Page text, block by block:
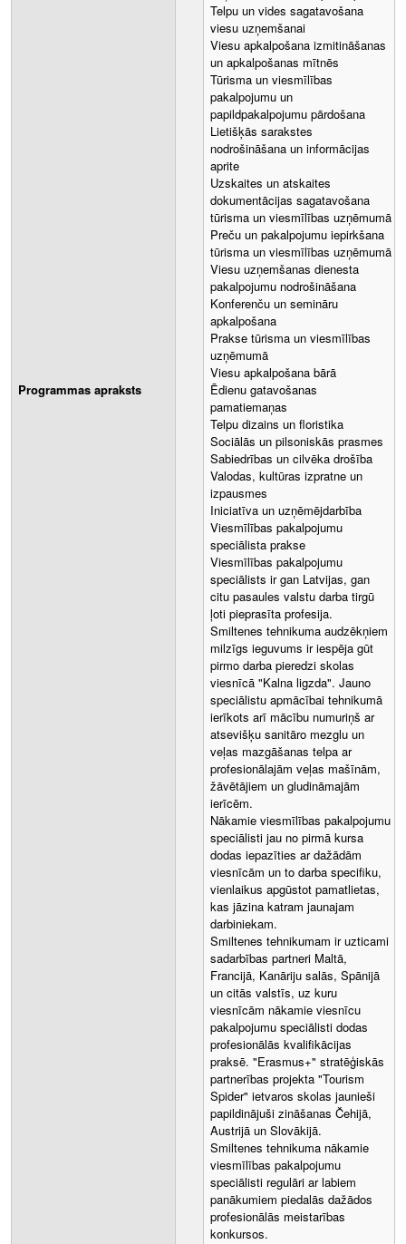
Programmas apraksts
Telpu un vides sagatavošana
viesu uzņemšanai
Viesu apkalpošana izmitināšanas
un apkalpošanas mītnēs
Tūrisma un viesmīlības
pakalpojumu un
papildpakalpojumu pārdošana
Lietišķās sarakstes
nodrošināšana un informācijas
aprite
Uzskaites un atskaites
dokumentācijas sagatavošana
tūrisma un viesmīlības uzņēmumā
Preču un pakalpojumu iepirkšana
tūrisma un viesmīlības uzņēmumā
Viesu uzņemšanas dienesta
pakalpojumu nodrošināšana
Konferenču un semināru
apkalpošana
Prakse tūrisma un viesmīlības
uzņēmumā
Viesu apkalpošana bārā
Ēdienu gatavošanas
pamatiemaņas
Telpu dizains un floristika
Sociālās un pilsoniskās prasmes
Sabiedrības un cilvēka drošība
Valodas, kultūras izpratne un
izpausmes
Iniciatīva un uzņēmējdarbība
Viesmīlības pakalpojumu
speciālista prakse
Viesmīlības pakalpojumu
speciālists ir gan Latvijas, gan
citu pasaules valstu darba tirgū
ļoti pieprasīta profesija.
Smiltenes tehnikuma audzēkņiem
milzīgs ieguvums ir iespēja gūt
pirmo darba pieredzi skolas
viesnīcā "Kalna ligzda". Jauno
speciālistu apmācībai tehnikumā
ierīkots arī mācību numuriņš ar
atsevišķu sanitāro mezglu un
veļas mazgāšanas telpa ar
profesionālajām veļas mašīnām,
žāvētājiem un gludināmajām
ierīcēm.
Nākamie viesmīlības pakalpojumu
speciālisti jau no pirmā kursa
dodas iepazīties ar dažādām
viesnīcām un to darba specifiku,
vienlaikus apgūstot pamatlietas,
kas jāzina katram jaunajam
darbiniekam.
Smiltenes tehnikumam ir uzticami
sadarbības partneri Maltā,
Francijā, Kanāriju salās, Spānijā
un citās valstīs, uz kuru
viesnīcām nākamie viesnīcu
pakalpojumu speciālisti dodas
profesionālās kvalifikācijas
praksē. "Erasmus+" stratēģiskās
partnerības projekta "Tourism
Spider" ietvaros skolas jaunieši
papildinājuši zināšanas Čehijā,
Austrijā un Slovākijā.
Smiltenes tehnikuma nākamie
viesmīlības pakalpojumu
speciālisti regulāri ar labiem
panākumiem piedalās dažādos
profesionālās meistarības
konkursos.